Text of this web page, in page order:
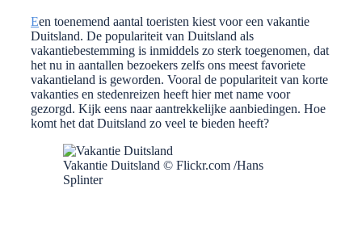
Een toenemend aantal toeristen kiest voor een vakantie
Duitsland. De populariteit van Duitsland als
vakantiebestemming is inmiddels zo sterk toegenomen, dat
het nu in aantallen bezoekers zelfs ons meest favoriete
vakantieland is geworden. Vooral de populariteit van korte
vakanties en stedenreizen heeft hier met name voor
gezorgd. Kijk eens naar aantrekkelijke aanbiedingen. Hoe
komt het dat Duitsland zo veel te bieden heeft?
Vakantie Duitsland © Flickr.com /Hans
Splinter